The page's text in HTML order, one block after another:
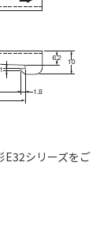
シリーズをご